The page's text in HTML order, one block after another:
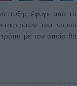
έφυγε από το
του νομού
τρόπο με τον οποίο θα